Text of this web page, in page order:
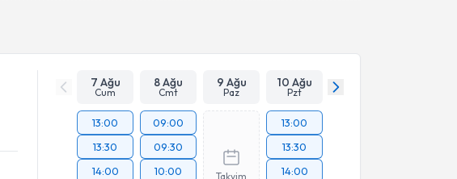
7 Ağu
Cum
8 Ağu
Cmt
9 Ağu
Paz
10 Ağu
Pzt
13:00
13:30
14:00
09:00
09:30
10:00
Takvim
13:00
13:30
14:00